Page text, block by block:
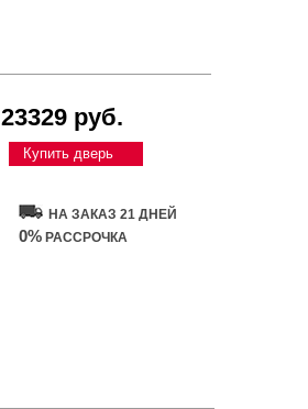
23329 руб.
Купить дверь
НА ЗАКАЗ 21 ДНЕЙ
0% РАССРОЧКА